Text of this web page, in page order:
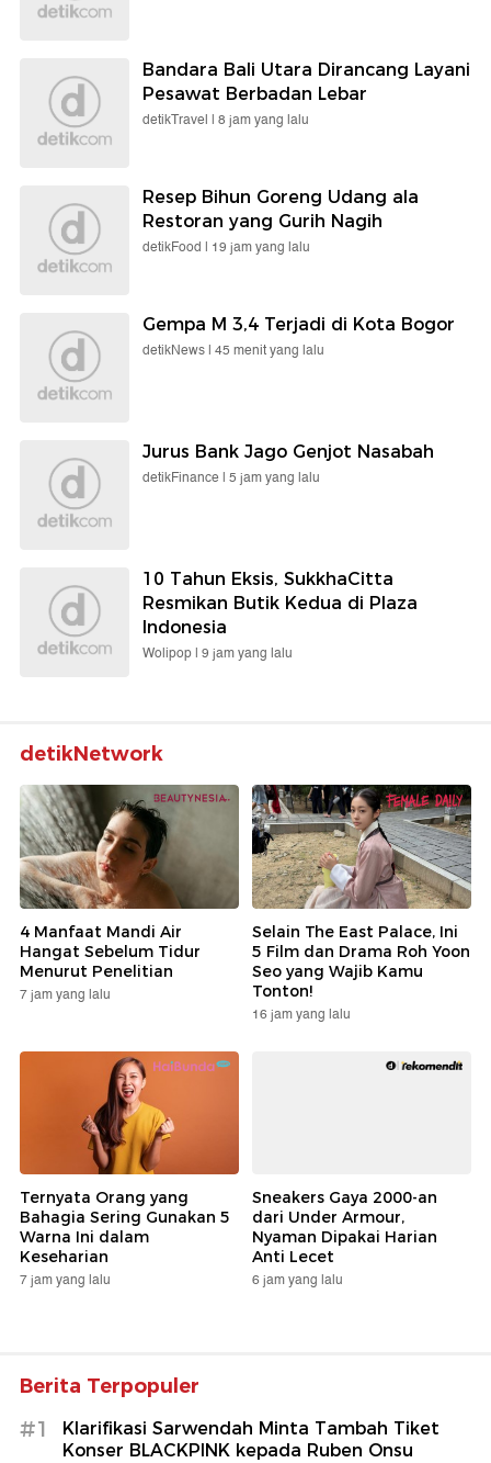
Bandara Bali Utara Dirancang Layani
Pesawat Berbadan Lebar
detikTravel | 8 jam yang lalu
Resep Bihun Goreng Udang ala
Restoran yang Gurih Nagih
detikFood | 19 jam yang lalu
Gempa M 3,4 Terjadi di Kota Bogor
detikNews | 45 menit yang lalu
Jurus Bank Jago Genjot Nasabah
detikFinance | 5 jam yang lalu
10 Tahun Eksis, SukkhaCitta
Resmikan Butik Kedua di Plaza
Indonesia
Wolipop | 9 jam yang lalu
detikNetwork
4 Manfaat Mandi Air
Hangat Sebelum Tidur
Menurut Penelitian
7 jam yang lalu
Selain The East Palace, Ini
5 Film dan Drama Roh Yoon
Seo yang Wajib Kamu
Tonton!
16 jam yang lalu
Ternyata Orang yang
Bahagia Sering Gunakan 5
Warna Ini dalam
Keseharian
7 jam yang lalu
Sneakers Gaya 2000-an
dari Under Armour,
Nyaman Dipakai Harian
Anti Lecet
6 jam yang lalu
Berita Terpopuler
#1
Klarifikasi Sarwendah Minta Tambah Tiket
Konser BLACKPINK kepada Ruben Onsu